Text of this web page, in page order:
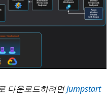
다운로드하려면Jumpstart